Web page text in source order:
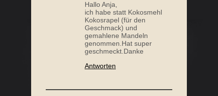
Hallo Anja,
ich habe statt Kokosmehl
Kokosrapel (für den
Geschmack) und
gemahlene Mandeln
genommen.Hat super
geschmeckt.Danke
Antworten